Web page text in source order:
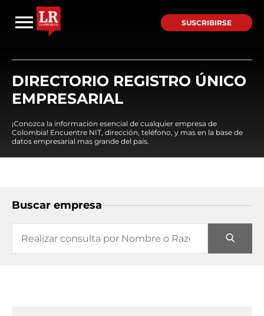
SUSCRIBIRSE
DIRECTORIO REGISTRO ÚNICO
EMPRESARIAL
¡Conozca la información esencial de cualquier empresa de
Colombia! Encuentre NIT, dirección, teléfono, y mas en la base de
datos empresarial mas grande del país.
Buscar empresa